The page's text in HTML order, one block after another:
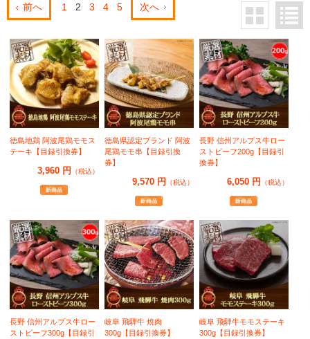
前へ 1 2 3 4 5 次へ
徳島地鶏 阿波尾鶏モモス
テーキ【目録引換券】
3,960 円 （税込）
徳島県認定ブランド 阿波
尾鶏モモ串【目録引換
券】
9,570 円 （税込）
長野 信州アルプス牛ロー
ストビーフ200g【目録引
換券】
6,050 円 （税込）
長野 信州アルプス牛ロー
ストビーフ300g【目録引
岐阜 飛騨牛 焼肉
300g【目録引換券】
岐阜 飛騨牛モモステーキ
300g【目録引換券】